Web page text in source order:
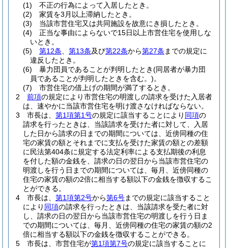
(1)
不正の行為によって入居したとき。
(2)
家賃を3月以上滞納したとき。
(3)
当該市営住宅又は共同施設を故意にき損したとき。
(4)
正当な事由によらないで15日以上市営住宅を使用しな
いとき。
(5)
第12条 第13条及び第22条から第27条 までの規定に
違反したとき。
(6)
暴力団員であることが判明したとき(同居者が暴力団
員であることが判明したときを含む。)。
(7)
市営住宅の借上げの期間が満了するとき。
2
前項の規定により市営住宅の明渡しの請求を受けた入居者
は、速やかに当該市営住宅を明け渡さなければならない。
3
市長は、 第1項第1号の規定に該当することにより 同項の
請求を行ったときは、当該請求を受けた者に対して、入居
した日から請求の日までの期間については、近傍同種の住
宅の家賃の額とそれまでに支払を受けた家賃の額との差額
に民法第404条に規定する法定利率による支払期後の利息
を付した額の金銭を、請求の日の翌日から当該市営住宅の
明渡しを行う日までの期間については、毎月、近傍同種の
住宅の家賃の額の2倍に相当する額以下の金銭を徴収するこ
とができる。
4
市長は、 第1項第2号から第6号までの規定に該当すること
により 同項の請求を行ったときは、当該請求を受た者に対
し、請求の日の翌日から当該市営住宅の明渡しを行う日ま
での期間については、毎月、近傍同種の住宅の家賃の額の2
倍に相当する額以下の金銭を徴収することができる。
5
市長は、市営住宅が第1項第7号の規定に該当することに